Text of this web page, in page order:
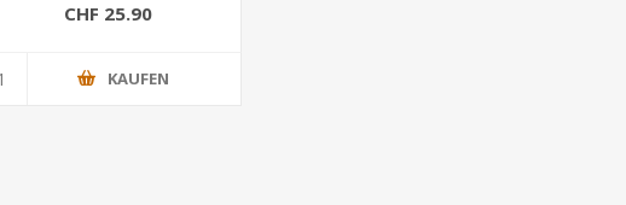
CHF 25.90
KAUFEN